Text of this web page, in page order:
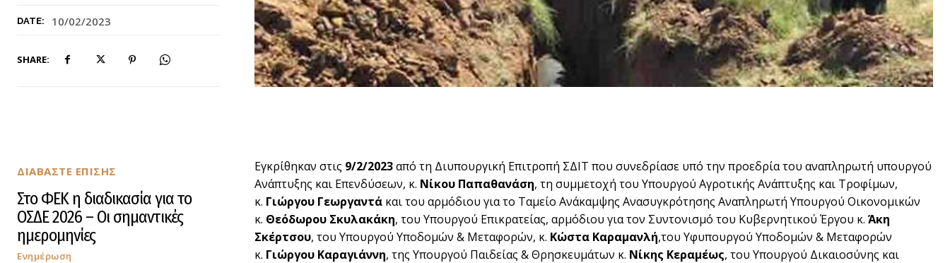
DATE: 10/02/2023
SHARE:
ΔΙΑΒΑΣΤΕ ΕΠΙΣΗΣ
Στο ΦΕΚ η διαδικασία για το
ΟΣΔΕ 2026 – Οι σημαντικές
ημερομηνίες
Ενημέρωση
Εγκρίθηκαν στις 9/2/2023από τη Διυπουργική Επιτροπή ΣΔΙΤ που συνεδρίασε υπό την προεδρία του αναπληρωτή υπουργού
Ανάπτυξης και Επενδύσεων, κ. Νίκου Παπαθανάση, τη συμμετοχή του Υπουργού Αγροτικής Ανάπτυξης και Τροφίμων,
κ. Γιώργου Γεωργαντά και του αρμόδιου για το Ταμείο Ανάκαμψης Ανασυγκρότησης Αναπληρωτή Υπουργού Οικονομικών
κ. Θεόδωρου Σκυλακάκη, του Υπουργού Επικρατείας, αρμόδιου για τον Συντονισμό του Κυβερνητικού Έργου κ. Άκη
Σκέρτσου, του Υπουργού Υποδομών & Μεταφορών, κ. Κώστα Καραμανλή,του Υφυπουργού Υποδομών & Μεταφορών
κ. Γιώργου Καραγιάννη, της Υπουργού Παιδείας & Θρησκευμάτων κ. Νίκης Κεραμέως, του Υπουργού Δικαιοσύνης και